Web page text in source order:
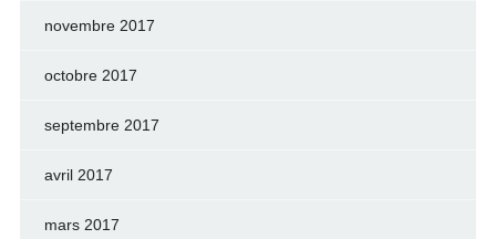
novembre 2017
octobre 2017
septembre 2017
avril 2017
mars 2017